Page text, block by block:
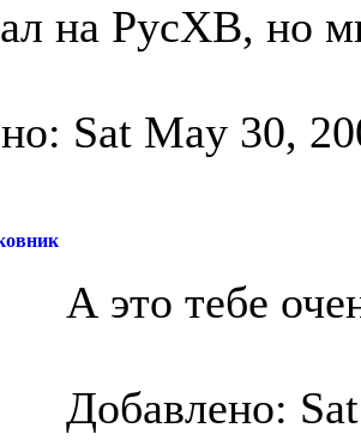
на РусХВ, но
Sat May 30,
А это тебе
Добавлено: